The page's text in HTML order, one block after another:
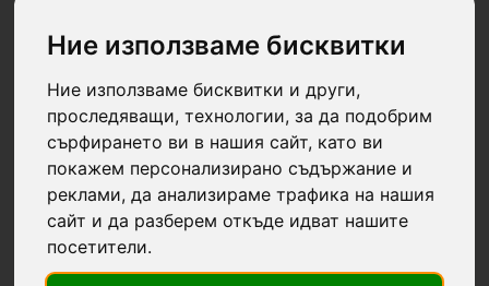
Ние използваме бисквитки
Ние използваме бисквитки и други,
проследяващи, технологии, за да подобрим
сърфирането ви в нашия сайт, като ви
покажем персонализирано съдържание и
реклами, да анализираме трафика на нашия
сайт и да разберем откъде идват нашите
посетители.